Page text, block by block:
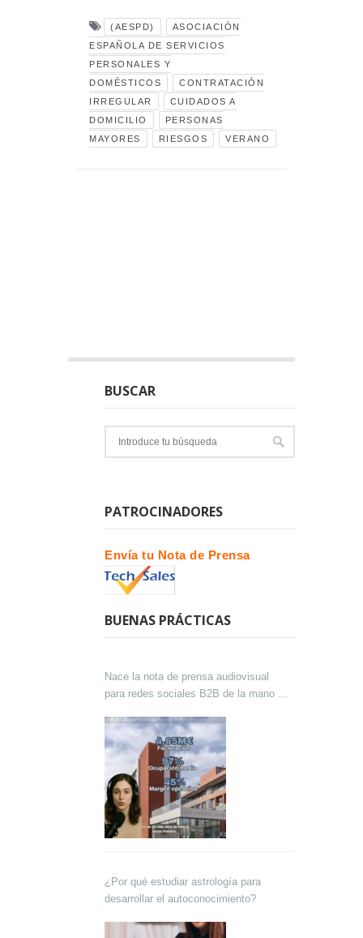
(AESPD)
ASOCIACIÓN
ESPAÑOLA DE SERVICIOS
PERSONALES Y
DOMÉSTICOS
CONTRATACIÓN
IRREGULAR
CUIDADOS A
DOMICILIO
PERSONAS
MAYORES
RIESGOS VERANO
BUSCAR
PATROCINADORES
Envía tu Nota de Prensa
BUENAS PRÁCTICAS
Nace la nota de prensa audiovisual
para redes sociales B2B de la mano de
¿Por qué estudiar astrología para
desarrollar el autoconocimiento?